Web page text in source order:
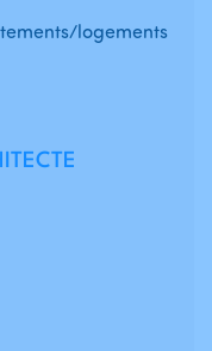
logements